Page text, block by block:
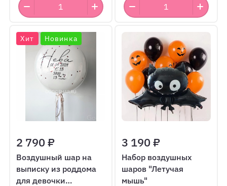
Хит Новинка
2 790 ₽
Воздушный шар на
выписку из роддома
для девочки
3 190 ₽
Набор воздушных
шаров "Летучая
мышь"